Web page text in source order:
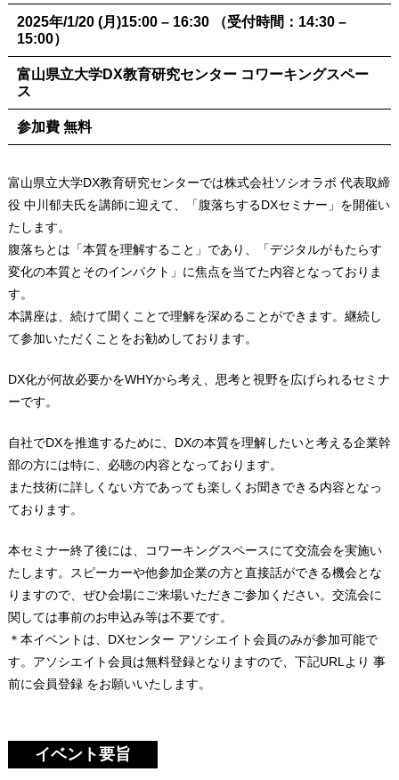
2025年/1/20 (月)15:00 – 16:30 （受付時間：14:30 –
15:00）
富山県立大学DX教育研究センター コワーキングスペー
ス
参加費 無料
富山県立大学DX教育研究センターでは株式会社ソシオラボ 代表取締
役 中川郁夫氏を講師に迎えて、「腹落ちするDXセミナー」を開催い
たします。
腹落ちとは「本質を理解すること」であり、「デジタルがもたらす
変化の本質とそのインパクト」に焦点を当てた内容となっておりま
す。
本講座は、続けて聞くことで理解を深めることができます。継続し
て参加いただくことをお勧めしております。
DX化が何故必要かをWHYから考え、思考と視野を広げられるセミナ
ーです。
自社でDXを推進するために、DXの本質を理解したいと考える企業幹
部の方には特に、必聴の内容となっております。
また技術に詳しくない方であっても楽しくお聞きできる内容となっ
ております。
本セミナー終了後には、コワーキングスペースにて交流会を実施い
たします。スピーカーや他参加企業の方と直接話ができる機会とな
りますので、ぜひ会場にご来場いただきご参加ください。交流会に
関しては事前のお申込み等は不要です。
＊本イベントは、DXセンター アソシエイト会員のみが参加可能で
す。アソシエイト会員は無料登録となりますので、下記URLより 事
前に会員登録 をお願いいたします。
イベント要旨